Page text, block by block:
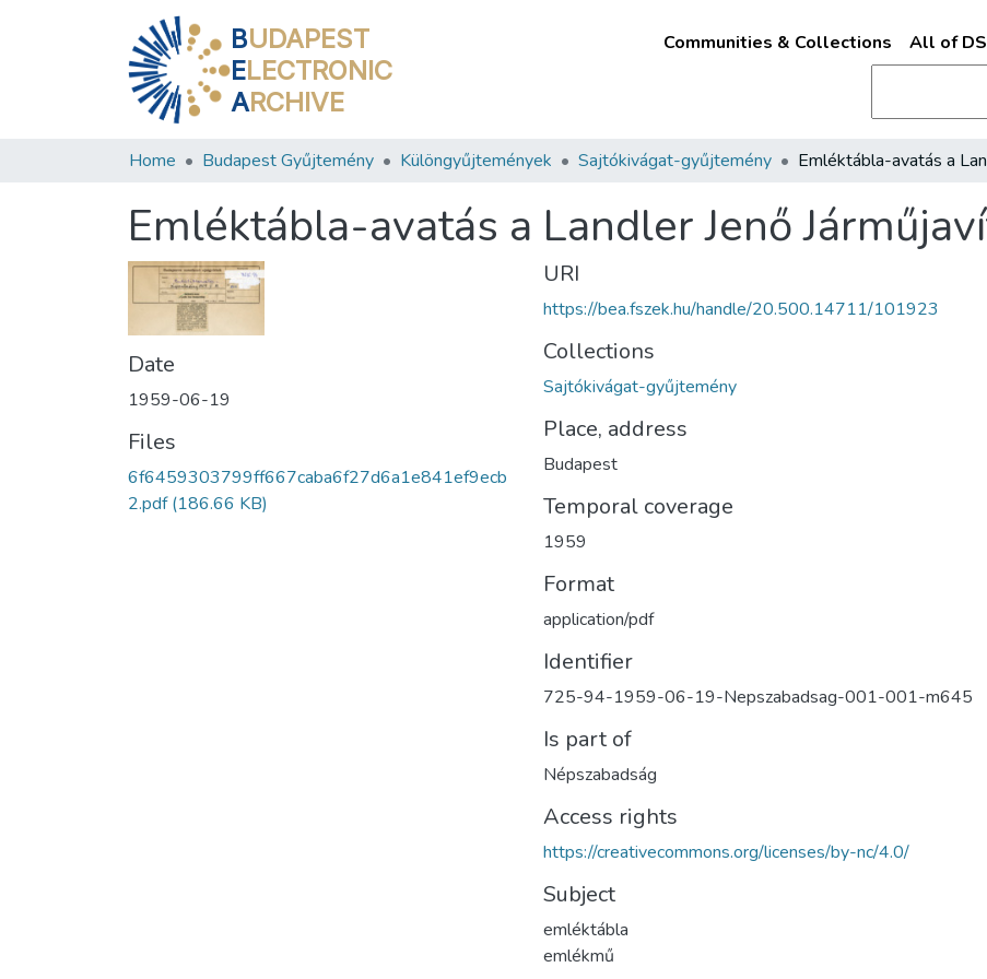
BUDAPEST
ELECTRONIC
ARCHIVE
Communities & Collections All of
Home Budapest Gyűjtemény Különgyűjtemények Sajtókivágat-gyűjtemény
Emléktábla-avatás a Landler Jenő
Date
1959-06-19
Files
6f6459303799ff667caba6f27d6a1e841ef9ecb
2.pdf(186.66 KB)
URI
https://bea.fszek.hu/handle/20.500.14711/101923
Collections
Sajtókivágat-gyűjtemény
Place, address
Budapest
Temporal coverage
1959
Format
application/pdf
Identifier
725-94-1959-06-19-Nepszabadsag-001-001-m645
Is part of
Népszabadság
Access rights
https://creativecommons.org/licenses/by-nc/4.0/
Subject
emléktábla
emlékmű